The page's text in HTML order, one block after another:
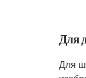
Для
Для